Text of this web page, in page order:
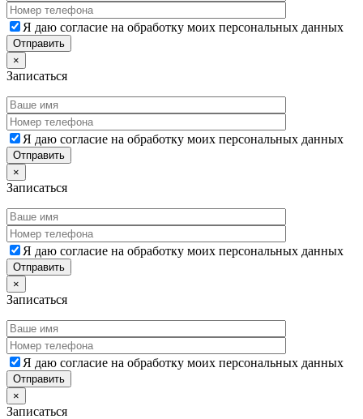
Я даю согласие на обработку моих персональных данных
×
Записаться
Я даю согласие на обработку моих персональных данных
×
Записаться
Я даю согласие на обработку моих персональных данных
×
Записаться
Я даю согласие на обработку моих персональных данных
×
Записаться